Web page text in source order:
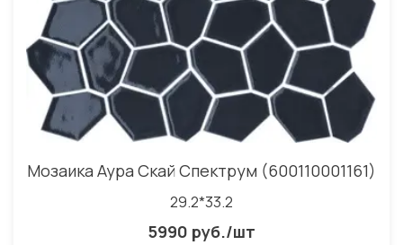
Мозаика Аура Скай Спектрум (600110001161)
29.2*33.2
5990 руб./шт